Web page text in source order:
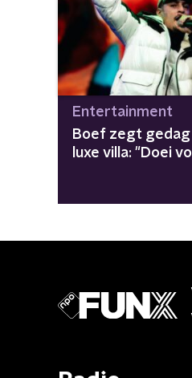
Entertainment
Boef zegt
luxe villa: "Doei